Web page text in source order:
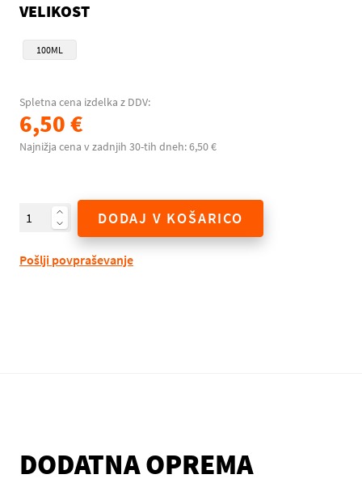
VELIKOST
100ML
Spletna cena izdelka z DDV:
6,50 €
Najnižja cena v zadnjih 30-tih dneh: 6,50 €
DODAJ V KOŠARICO
Pošlji povpraševanje
DODATNA OPREMA